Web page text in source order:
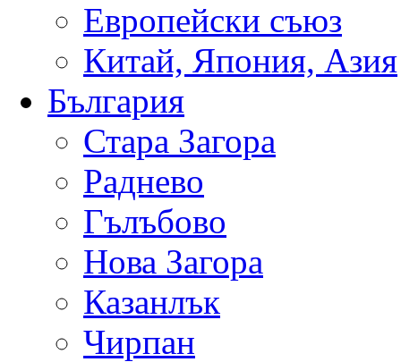
Европейски съюз
Китай, Япония, Азия
България
Стара Загора
Раднево
Гълъбово
Нова Загора
Казанлък
Чирпан